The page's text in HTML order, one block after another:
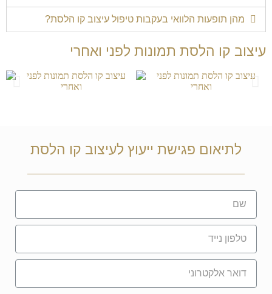
מהן תופעות הלוואי בעקבות טיפול עיצוב קו הלסת?
עיצוב קו הלסת תמונות לפני ואחרי
לתיאום פגישת ייעוץ לעיצוב קו הלסת